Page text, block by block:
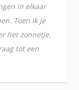
in elkaar
Toen ik je
het zonnetje,
tot een